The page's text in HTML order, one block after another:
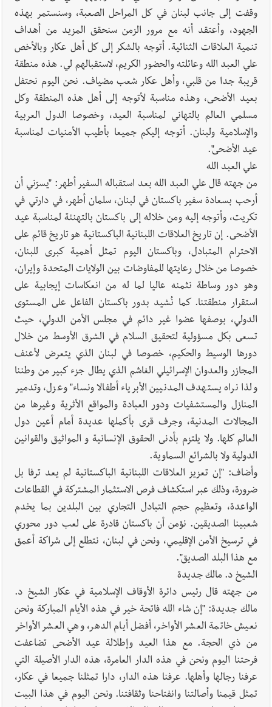
وقفت إلى جانب لبنان في كل المراحل الصعبة، وسنستمر بهذه
الجهود، وأعتقد أنه مع مرور الزمن سنحقق المزيد من أهداف
تنمية العلاقات الثنائية. أتوجه بالشكر إلى كل أهل عكار وبالأخص
علي العبد الله وعائلته والحضور الكريم، لاستقبالهم لي. هذه منطقة
قريبة جدا من قلبي، وأهل عكار شعب مضياف. نحن اليوم نحتفل
بعيد الأضحى، وهذه مناسبة لأتوجه إلى أهل هذه المنطقة وكل
مسلمي العالم بالتهاني لمناسبة العيد، وخصوصا الدول العربية
والإسلامية ولبنان. أتوجه إليكم جميعا بأطيب الأمنيات لمناسبة
عيد الأضحى".
علي العبد الله
من جهته قال علي العبد الله بعد استقباله السفير أطهر: "يسرّني أن
أرحب بسعادة سفير باكستان في لبنان، سلمان أطهر، في دارتي في
تكريت، وأتوجه إليه ومن خلاله إلى باكستان بالتهنئة لمناسبة عيد
الأضحى. إن تاريخ العلاقات اللبنانية الباكستانية هو تاريخ قائم على
الاحترام المتبادل، وباكستان اليوم تمثل أهمية كبرى للبنان،
خصوصا من خلال رعايتها للمفاوضات بين الولايات المتحدة وإيران،
وهو دور وساطة نثمنه عاليا لما له من انعكاسات إيجابية على
استقرار منطقتنا. كما نُشيد بدور باكستان الفاعل على المستوى
الدولي، بوصفها عضوا غير دائم في مجلس الأمن الدولي، حيث
تسعى بكل مسؤولية لتحقيق السلام في الشرق الأوسط من خلال
دورها الوسيط والحكيم، خصوصا في لبنان الذي يتعرض لأعنف
المجازر والعدوان الإسرائيلي الغاشم الذي يطال جزء كبير من وطننا
ولذا نراه يستهدف المدنيين الأبرياء أطفالا ونساء" وعزل، وتدمير
المنازل والمستشفيات ودور العبادة والمواقع الأثرية وغيرها من
المجالات المدنية، وجرف قرى بأكملها عديدة أمام أعين دول
العالم كلها. ولا يلتزم بأدنى الحقوق الإنسانية و المواثيق والقوانين
الدولية ولا بالشرائع السماوية.
وأضاف: "إن تعزيز العلاقات اللبنانية الباكستانية لم يعد ترفا بل
ضرورة، وذلك عبر استكشاف فرص الاستثمار المشتركة في القطاعات
الواعدة، وتعظيم حجم التبادل التجاري بين البلدين بما يخدم
شعبينا الصديقين. نؤمن أن باكستان قادرة على لعب دور محوري
في ترسيخ الأمن الإقليمي، ونحن في لبنان، نتطلع إلى شراكة أعمق
مع هذا البلد الصديق".
الشيخ د. مالك جديدة
من جهته قال رئيس دائرة الأوقاف الإسلامية في عكار الشيخ د.
مالك جديدة: "إن شاء الله فاتحة خير في هذه الأيام المباركة ونحن
نعيش خاتمة العشر الأواخر، أفضل أيام الدهر، وهي العشر الأواخر
من ذي الحجة. مع هذا العيد وإطلالة عيد الأضحى تضاعفت
فرحتنا اليوم ونحن في هذه الدار العامرة، هذه الدار الأصيلة التي
عرفنا رجالها وأهلها. عرفنا هذه الدار، دارا تمثلنا جميعا في عكار،
تمثل قيمنا وأصالتنا وانفتاحنا وثقافتنا. ونحن اليوم في هذا البيت